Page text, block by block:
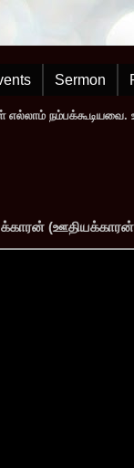
Sermon
நம்பக்கூடியவை.